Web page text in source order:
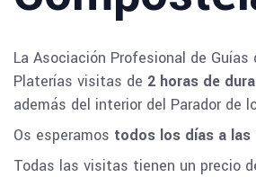
La Asociación Profesional de
Platerías visitas de 2 horas de
además del interior del Parador de
Os esperamos todos los días a las
Todas las visitas tienen un precio